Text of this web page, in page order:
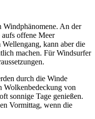
Windphänomene. An der
offene Meer
kann aber die
machen. Für Windsurfer
durch die Winde
Wolkenbedeckung von
sonnige Tage genießen.
Vormittag, wenn die